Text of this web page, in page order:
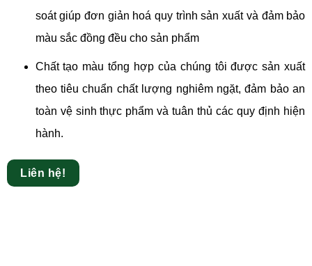
soát giúp đơn giản hoá quy trình sản xuất và đảm bảo
màu sắc đồng đều cho sản phẩm
Chất tạo màu tổng hợp của chúng tôi được sản xuất
theo tiêu chuẩn chất lượng nghiêm ngặt, đảm bảo an
toàn vệ sinh thực phẩm và tuân thủ các quy định hiện
hành.
Liên hệ!